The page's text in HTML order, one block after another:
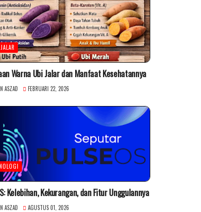
Warna Ubi Jalar dan Manfaat Kesehatannya
ASZAD FEBRUARI 22, 2026
Kelebihan, Kekurangan, dan Fitur Unggulannya
ASZAD AGUSTUS 01, 2026